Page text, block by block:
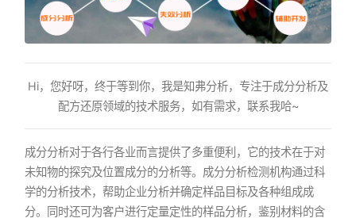
Hi，您好呀，终于等到你，我是知弗分析，专注于成分分析及
配方还原领域的技术服务，如有需求，联系我哈~
成分分析对于各行各业而言提供了多重便利，它的技术在于对
未知物的探究及位置成分的分析等。成分分析检测机构通过科
学的分析技术，帮助企业分析并确定样品目标及各种组成成
分。同时还可为客户进行定量定性的样品分析，鉴别材料的含